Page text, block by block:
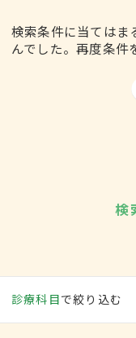
検索条件に当てはま
んでした。再度条件
検
診療科目で絞り込む